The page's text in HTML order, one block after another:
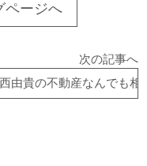
ページへ
次の記事へ
由貴の不動産なんでも相